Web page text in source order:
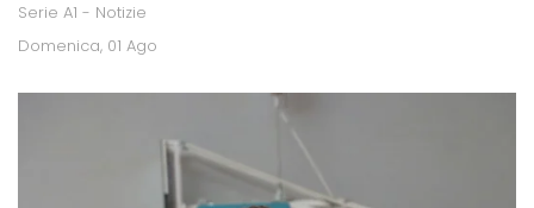
Serie A1 - Notizie
Domenica, 01 Ago